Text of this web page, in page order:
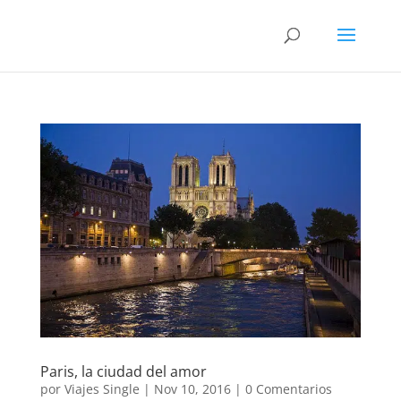
Paris, la ciudad del amor
por Viajes Single | Nov 10, 2016| 0 Comentarios